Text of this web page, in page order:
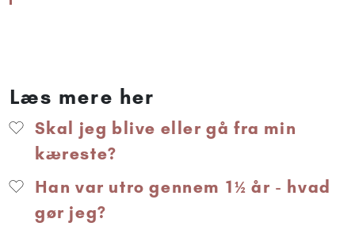
Læs mere her
Skal jeg blive eller gå fra min
kæreste?
Han var utro gennem 1½ år - hvad
gør jeg?